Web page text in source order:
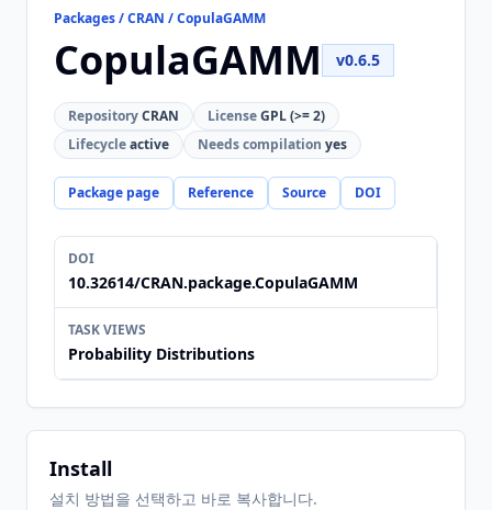
Packages / CRAN / CopulaGAMM
CopulaGAMM v0.6.5
RepositoryCRAN LicenseGPL (>= 2)
Lifecycleactive Needs compilation yes
Package page Reference Source DOI
DOI
10.32614/CRAN.package.CopulaGAMM
TASK VIEWS
Probability Distributions
Install
설치 방법을 선택하고 바로 복사합니다.